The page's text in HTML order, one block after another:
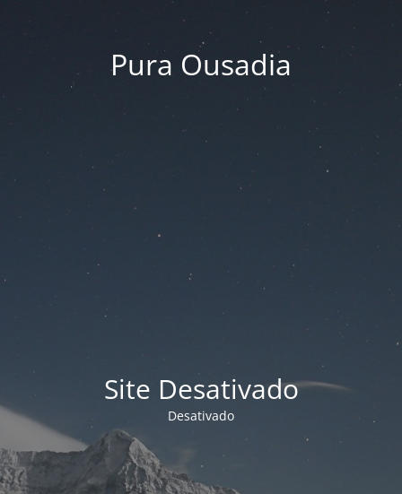
Pura Ousadia
Site Desativado
Desativado